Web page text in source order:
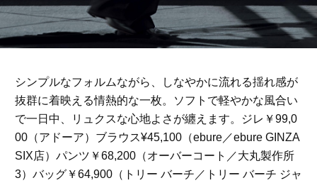
シンプルなフォルムながら、しなやかに流れる揺れ感が
抜群に着映える情熱的な一枚。ソフトで軽やかな風合い
で一日中、リュクスな心地よさが纏えます。ジレ￥99,0
00（アドーア）ブラウス¥45,100（ebure／ebure GINZA
SIX店）パンツ￥68,200（オーバーコート／大丸製作所
3）バッグ￥64,900（トリー バーチ／トリー バーチ ジャ